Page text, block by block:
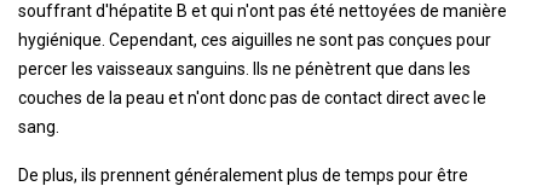
souffrant d'hépatite B et qui n'ont pas été nettoyées de manière
hygiénique. Cependant, ces aiguilles ne sont pas conçues pour
percer les vaisseaux sanguins. Ils ne pénètrent que dans les
couches de la peau et n'ont donc pas de contact direct avec le
sang.
De plus, ils prennent généralement plus de temps pour être